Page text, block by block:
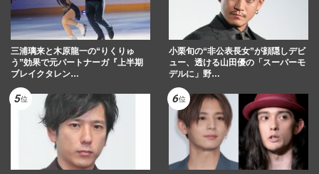
三浦璃来と木原龍一の“りくりゅ
う”効果で元パートナーガ『上半期
ブレイクタレン…
小栗旬の“非公表長女”が顔隠しデビ
ュー、透ける山田優の「スーパーモ
デルに」野…